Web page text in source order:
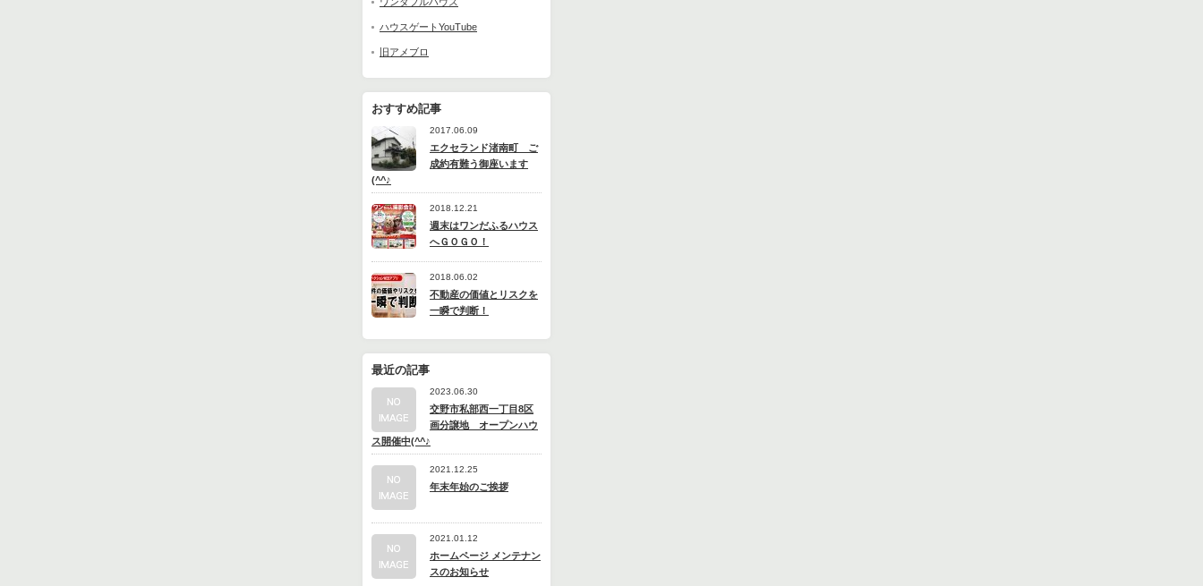
ハウスゲートYouTube
旧アメブロ
おすすめ記事
2017.06.09
エクセランド渚南町 ご
成約有難う御座います
(^^♪
2018.12.21
週末はワンだふるハウス
へＧＯＧＯ！
2018.06.02
不動産の価値とリスクを
一瞬で判断！
最近の記事
2023.06.30
交野市私部西一丁目8区
画分譲地 オープンハウ
ス開催中(^^♪
2021.12.25
年末年始のご挨拶
2021.01.12
ホームページ メンテナン
スのお知らせ